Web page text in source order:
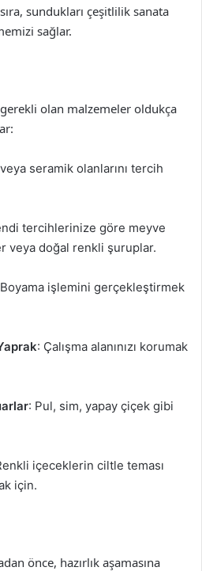
sundukları çeşitlilik sanata
sağlar.
olan malzemeler oldukça
seramik olanlarını tercih
tercihlerinize göre meyve
veya doğal renkli şuruplar.
işlemini gerçekleştirmek
: Çalışma alanınızı korumak
: Pul, sim, yapay çiçek gibi
içeceklerin ciltle teması
için.
önce, hazırlık aşamasına